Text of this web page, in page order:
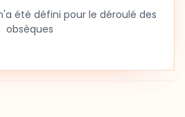
été défini pour le déroulé des
obsèques